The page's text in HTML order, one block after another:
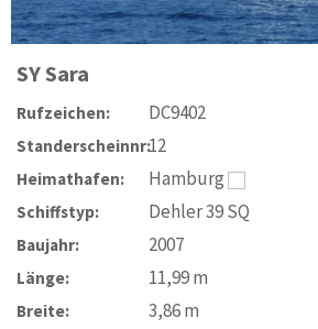
SYSara
Rufzeichen: DC9402
Standerscheinnr:12
Heimathafen: Hamburg
Schiffstyp: Dehler 39 SQ
Baujahr: 2007
Länge: 11,99m
Breite: 3,86m